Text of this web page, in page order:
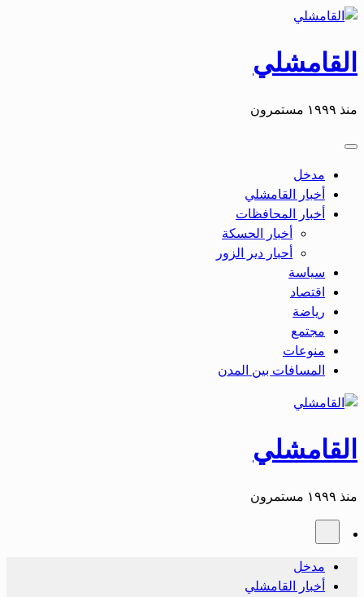
القامشلي
منذ ١٩٩٩ مستمرون
مدخل
أخبار القامشلي
أخبار المحافظات
أخبار الحسكة
أحبار دير الزور
سياسة
اقتصاد
رياضة
مجتمع
منوعات
المسافات بين المدن
القامشلي
منذ ١٩٩٩ مستمرون
مدخل
أخبار القامشلي